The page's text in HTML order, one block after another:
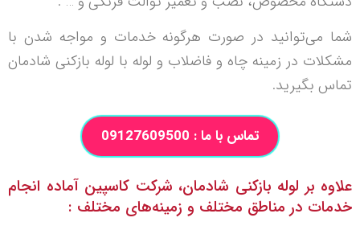
شما می‌توانید در صورت هرگونه خدمات و مواجه شدن با
مشکلات در زمینه چاه و فاضلاب و لوله با لوله بازکنی شادمان
تماس بگیرید.
تماس با ما : 09127609500
علاوه بر لوله بازکنی شادمان، شرکت کاسپین آماده انجام
خدمات در مناطق مختلف و زمینه‌های مختلف :